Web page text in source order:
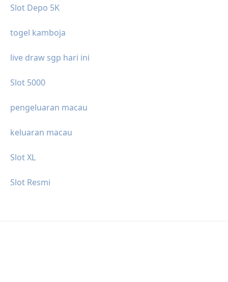
Slot Depo 5K
togel kamboja
live draw sgp hari ini
Slot 5000
pengeluaran macau
keluaran macau
Slot XL
Slot Resmi